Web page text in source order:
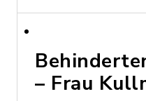
– Frau